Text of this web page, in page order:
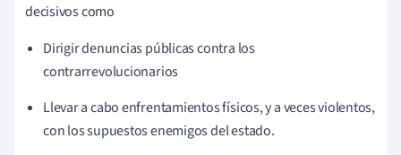
decisivos como
Dirigir denuncias públicas contra los
contrarrevolucionarios
Llevar a cabo enfrentamientos físicos, y a veces violentos,
con los supuestos enemigos del estado.